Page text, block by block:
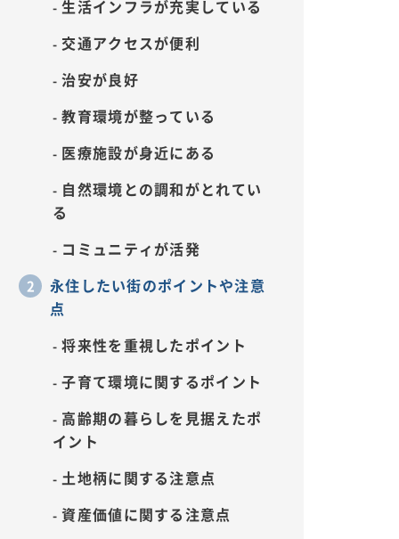
生活インフラが充実している
交通アクセスが便利
治安が良好
教育環境が整っている
医療施設が身近にある
自然環境との調和がとれてい
る
コミュニティが活発
永住したい街のポイントや注意
点
将来性を重視したポイント
子育て環境に関するポイント
高齢期の暮らしを見据えたポ
イント
土地柄に関する注意点
資産価値に関する注意点